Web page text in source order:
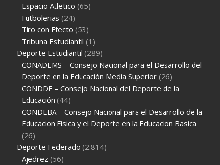
Espacio Atletico (65)
Futbolerias (24)
Tiro con Efecto (53)
Tribuna Estudiantil (1)
Deporte Estudiantil (289)
CONADEMS – Consejo Nacional para el Desarrollo del
Deporte en la Educación Media Superior (26)
CONDDE – Consejo Nacional del Deporte de la
Educación (44)
CONDEBA – Consejo Nacional para el Desarrollo de la
Educacion Fisica y el Deporte en la Educacion Basica
(26)
Deporte Federado (2.814)
Ajedrez (56)